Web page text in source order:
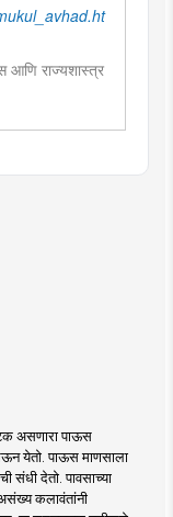
आणि राज्यशास्त्र
आवड.
असणारा पाऊस
येतो. पाऊस माणसाला
संधी देतो. पावसाच्या
कलावंतांनी